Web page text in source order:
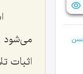
مى‌شود
اثبات